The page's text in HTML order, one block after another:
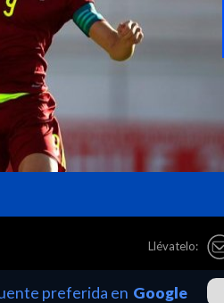
Llévatelo:
preferida en Google